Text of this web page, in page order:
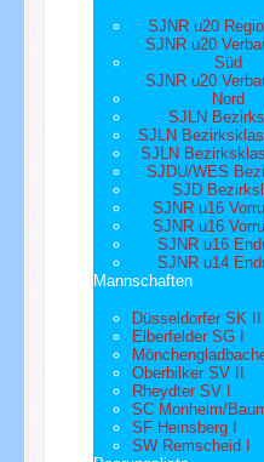
SJNR u20
SJNR u20
Süd
SJNR u20
Nord
SJLN
SJLN
SJLN
SJDU/WES
SJD
SJNR u16
SJNR u16
SJNR u16
SJNR u14
Mannschaften
Düsseldorfer SK II
Elberfelder SG I
Oberbilker SV II
Rheydter SV I
SC Monheim/
SF Heinsberg I
SW Remscheid I